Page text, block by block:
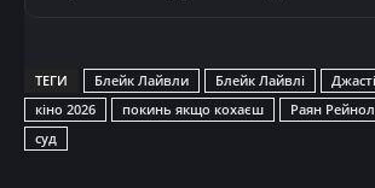
ТЕГИ Блейк Лайвли Блейк Лайвлі
кіно 2026
покинь якщо кохаєш Раян
суд